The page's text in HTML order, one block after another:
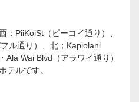
：PiiKoiSt（ピーコイ通り）、
ル通り）、北；Kapiolani
Ala Wai Blvd（アラワイ通り）
テルです。